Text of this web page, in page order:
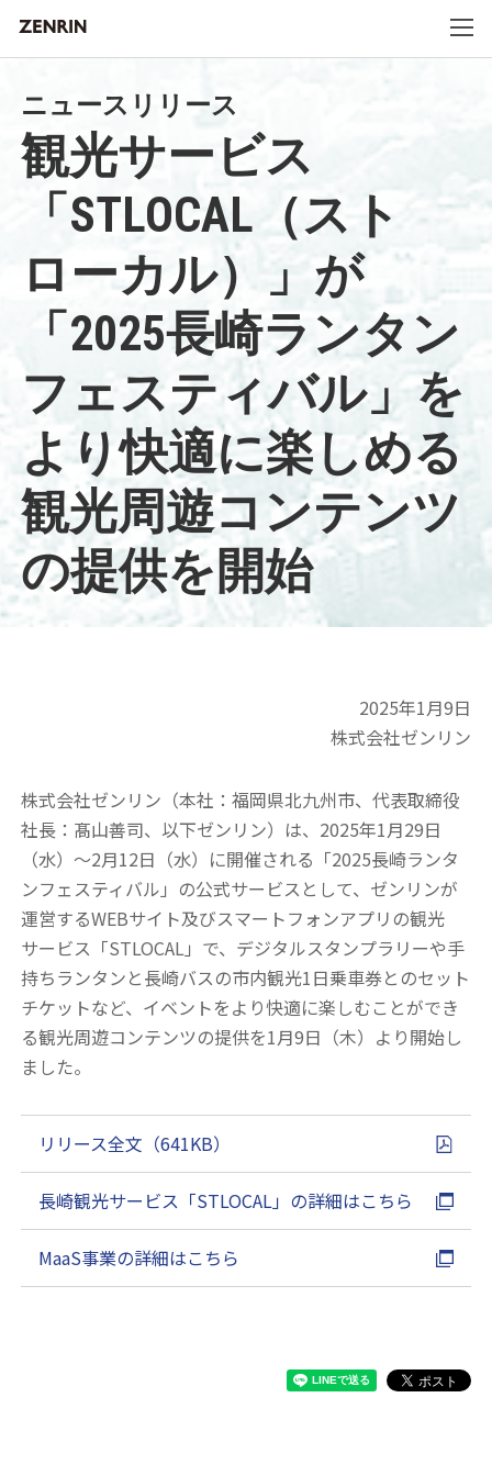
ニュースリリース
観光サービス
「STLOCAL（スト
ローカル）」が
「2025長崎ランタン
フェスティバル」を
より快適に楽しめる
観光周遊コンテンツ
の提供を開始
2025年1月9日
株式会社ゼンリン
株式会社ゼンリン（本社：福岡県北九州市、代表取締役
社長：髙山善司、以下ゼンリン）は、2025年1月29日
（水）～2月12日（水）に開催される「2025長崎ランタ
ンフェスティバル」の公式サービスとして、ゼンリンが
運営するWEBサイト及びスマートフォンアプリの観光
サービス「STLOCAL」で、デジタルスタンプラリーや手
持ちランタンと長崎バスの市内観光1日乗車券とのセット
チケットなど、イベントをより快適に楽しむことができ
る観光周遊コンテンツの提供を1月9日（木）より開始し
ました。
リリース全文（641KB）
長崎観光サービス「STLOCAL」の詳細はこちら
MaaS事業の詳細はこちら